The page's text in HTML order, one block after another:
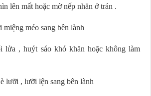
lên mất hoặc mờ nếp nhăn ở trán .
méo sang bên lành
lửa , huýt sáo khó khăn hoặc không làm
lưỡi , lưỡi lện sang bên lành